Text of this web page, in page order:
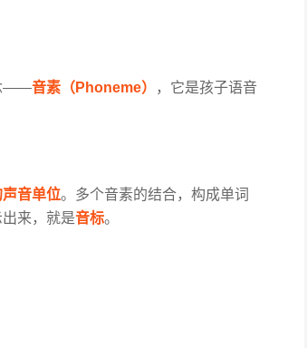
——音素（Phoneme）
，它是孩子语音
音单位。多个音素的结合，构成单词
来，就是音标。